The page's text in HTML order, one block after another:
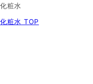
化粧水
化粧水 TOP